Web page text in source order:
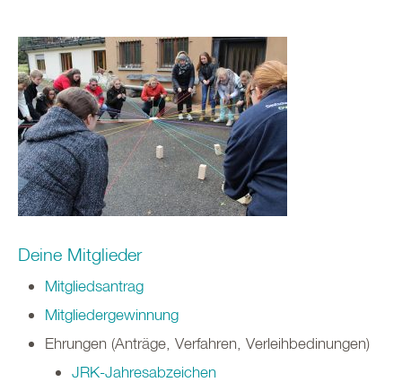
Deine Mitglieder
Mitgliedsantrag
Mitgliedergewinnung
Ehrungen (Anträge, Verfahren, Verleihbedinungen)
JRK-Jahresabzeichen